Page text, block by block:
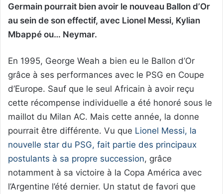
Germain pourrait bien avoir le nouveau Ballon d’Or
au sein de son effectif, avec Lionel Messi, Kylian
Mbappé ou… Neymar.
En 1995, George Weah a bien eu le Ballon d’Or
grâce à ses performances avec le PSG en Coupe
d’Europe. Sauf que le seul Africain à avoir reçu
cette récompense individuelle a été honoré sous le
maillot du Milan AC. Mais cette année, la donne
pourrait être différente. Vu que Lionel Messi, la
nouvelle star du PSG, fait partie des principaux
postulants à sa propre succession, grâce
notamment à sa victoire à la Copa América avec
l’Argentine l’été dernier. Un statut de favori que